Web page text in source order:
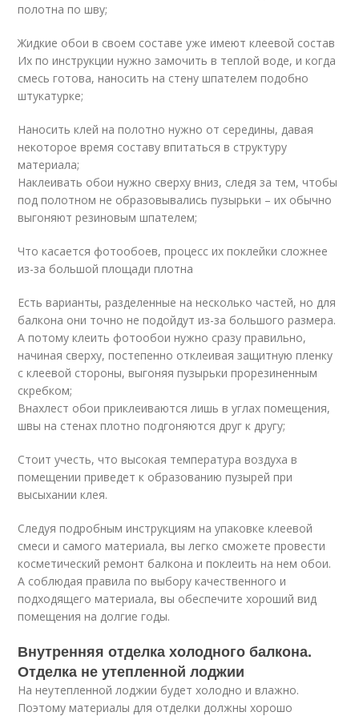
полотна по шву;
Жидкие обои в своем составе уже имеют клеевой состав
Их по инструкции нужно замочить в теплой воде, и когда
смесь готова, наносить на стену шпателем подобно
штукатурке;
Наносить клей на полотно нужно от середины, давая
некоторое время составу впитаться в структуру
материала;
Наклеивать обои нужно сверху вниз, следя за тем, чтобы
под полотном не образовывались пузырьки – их обычно
выгоняют резиновым шпателем;
Что касается фотообоев, процесс их поклейки сложнее
из-за большой площади плотна
Есть варианты, разделенные на несколько частей, но для
балкона они точно не подойдут из-за большого размера.
А потому клеить фотообои нужно сразу правильно,
начиная сверху, постепенно отклеивая защитную пленку
с клеевой стороны, выгоняя пузырьки прорезиненным
скребком;
Внахлест обои приклеиваются лишь в углах помещения,
швы на стенах плотно подгоняются друг к другу;
Стоит учесть, что высокая температура воздуха в
помещении приведет к образованию пузырей при
высыхании клея.
Следуя подробным инструкциям на упаковке клеевой
смеси и самого материала, вы легко сможете провести
косметический ремонт балкона и поклеить на нем обои.
А соблюдая правила по выбору качественного и
подходящего материала, вы обеспечите хороший вид
помещения на долгие годы.
Внутренняя отделка холодного балкона.
Отделка не утепленной лоджии
На неутепленной лоджии будет холодно и влажно.
Поэтому материалы для отделки должны хорошо